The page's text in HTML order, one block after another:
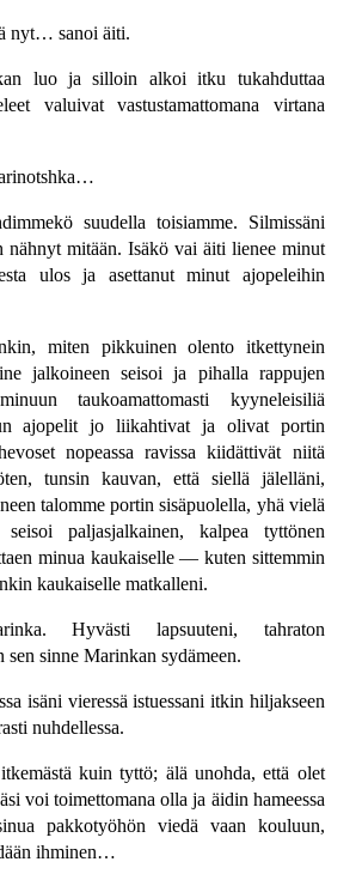
nyt… sanoi äiti.
luo ja silloin alkoi itku tukahduttaa
valuivat vastustamattomana virtana
suudella toisiamme. Silmissäni
nähnyt mitään. Isäkö vai äiti lienee minut
ulos ja asettanut minut ajopeleihin
miten pikkuinen olento itkettynein
jalkoineen seisoi ja pihalla rappujen
taukoamattomasti kyyneleisiliä
ajopelit jo liikahtivat ja olivat portin
nopeassa ravissa kiidättivät niitä
tunsin kauvan, että siellä jälelläni,
talomme portin sisäpuolella, yhä vielä
seisoi paljasjalkainen, kalpea tyttönen
minua kaukaiselle — kuten sittemmin
kaukaiselle matkalleni.
Hyvästi lapsuuteni, tahraton
sinne Marinkan sydämeen.
isäni vieressä istuessani itkin hiljakseen
nuhdellessa.
kuin tyttö; älä unohda, että olet
voi toimettomana olla ja äidin hameessa
pakkotyöhön viedä vaan kouluun,
ihminen…